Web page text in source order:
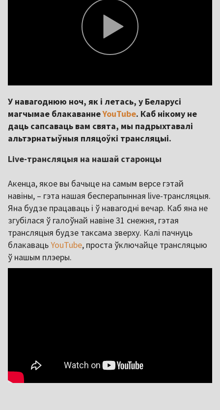
У навагоднюю ноч, як і летась, у Беларусі
магчымае блакаваннеYouTube. Каб нікому не
даць сапсаваць вам свята, мы падрыхтавалі
альтэрнатыўныя пляцоўкі трансляцыі.
Live-трансляцыя на нашай старонцы
Акенца, якое вы бачыце на самым версе гэтай
навіны, – гэта нашая бесперапынная live-трансляцыя.
Яна будзе працаваць і ў навагодні вечар. Каб яна не
згубілася ў галоўнай навіне 31 снежня, гэтая
трансляцыя будзе таксама зверху. Калі пачнуць
блакавацьYouTube, проста ўключайце трансляцыю
ў нашым плэеры.